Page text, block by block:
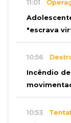
11:01
"escrava
10:56
Incêndio
10:53